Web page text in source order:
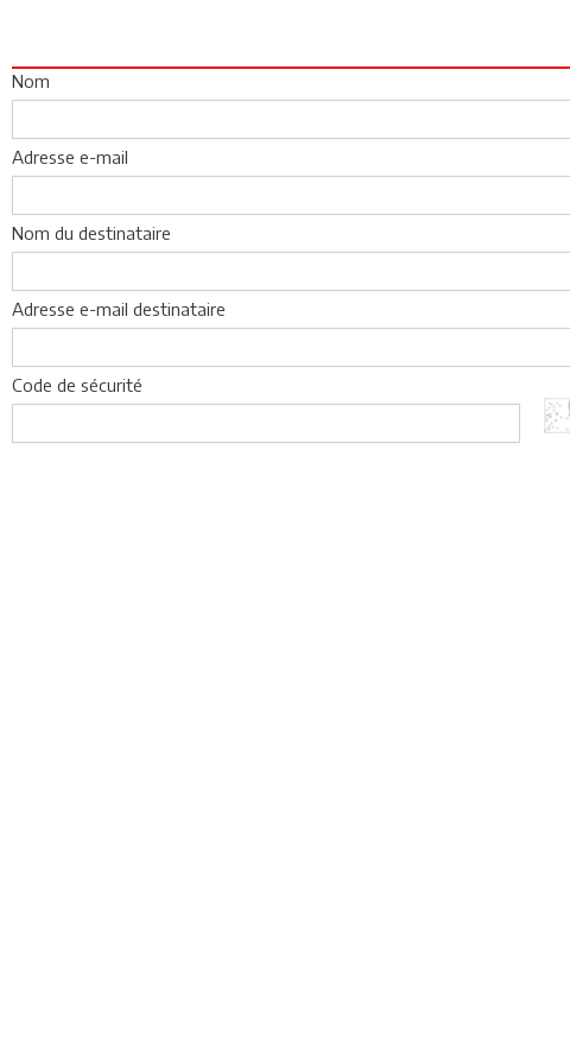
Nom
Adresse e-mail
Nom du destinataire
Adresse e-mail destinataire
Code de sécurité